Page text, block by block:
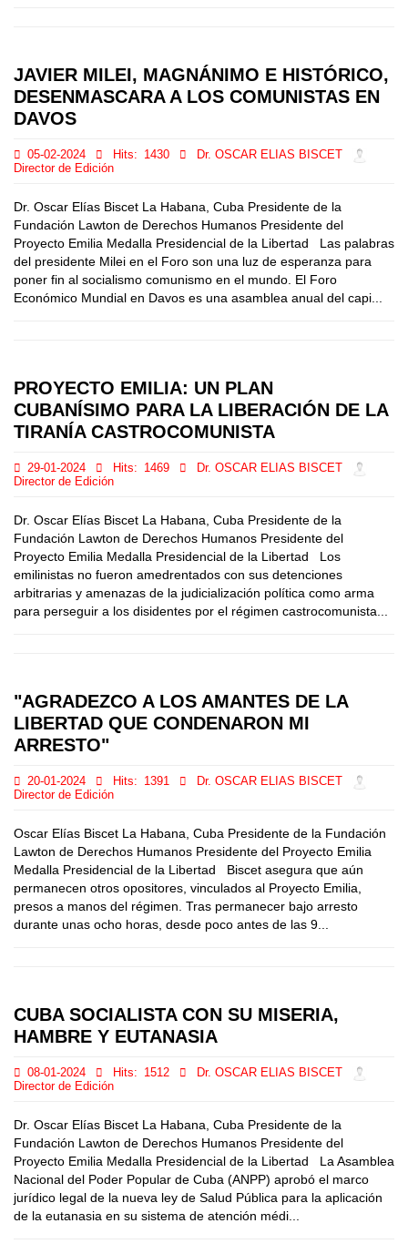
JAVIER MILEI, MAGNÁNIMO E HISTÓRICO,
DESENMASCARA A LOS COMUNISTAS EN
DAVOS
05-02-2024 Hits: 1430
Dr. OSCAR ELIAS BISCET
Director de Edición
Dr. Oscar Elías Biscet La Habana, Cuba Presidente de la
Fundación Lawton de Derechos Humanos Presidente del
Proyecto Emilia Medalla Presidencial de la Libertad Las palabras
del presidente Milei en el Foro son una luz de esperanza para
poner fin al socialismo comunismo en el mundo. El Foro
Económico Mundial en Davos es una asamblea anual del capi...
PROYECTO EMILIA: UN PLAN
CUBANÍSIMO PARA LA LIBERACIÓN DE LA
TIRANÍA CASTROCOMUNISTA
29-01-2024 Hits: 1469
Dr. OSCAR ELIAS BISCET
Director de Edición
Dr. Oscar Elías Biscet La Habana, Cuba Presidente de la
Fundación Lawton de Derechos Humanos Presidente del
Proyecto Emilia Medalla Presidencial de la Libertad Los
emilinistas no fueron amedrentados con sus detenciones
arbitrarias y amenazas de la judicialización política como arma
para perseguir a los disidentes por el régimen castrocomunista...
"AGRADEZCO A LOS AMANTES DE LA
LIBERTAD QUE CONDENARON MI
ARRESTO"
20-01-2024 Hits: 1391
Dr. OSCAR ELIAS BISCET
Director de Edición
Oscar Elías Biscet La Habana, Cuba Presidente de la Fundación
Lawton de Derechos Humanos Presidente del Proyecto Emilia
Medalla Presidencial de la Libertad Biscet asegura que aún
permanecen otros opositores, vinculados al Proyecto Emilia,
presos a manos del régimen. Tras permanecer bajo arresto
durante unas ocho horas, desde poco antes de las 9...
CUBA SOCIALISTA CON SU MISERIA,
HAMBRE Y EUTANASIA
08-01-2024 Hits: 1512
Dr. OSCAR ELIAS BISCET
Director de Edición
Dr. Oscar Elías Biscet La Habana, Cuba Presidente de la
Fundación Lawton de Derechos Humanos Presidente del
Proyecto Emilia Medalla Presidencial de la Libertad La Asamblea
Nacional del Poder Popular de Cuba (ANPP) aprobó el marco
jurídico legal de la nueva ley de Salud Pública para la aplicación
de la eutanasia en su sistema de atención médi...